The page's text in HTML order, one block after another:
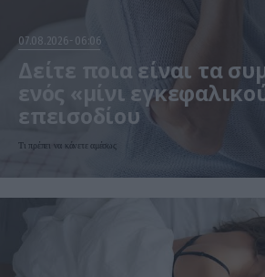
07.08.2026 06:06
Δείτε ποια είναι τα
ενός «μίνι
επεισοδίου
Τι πρέπει να κάνετε αμέσως